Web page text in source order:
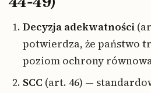
Decyzja adekwatności
potwierdza, że państwo
poziom ochrony
SCC (art. 46) —